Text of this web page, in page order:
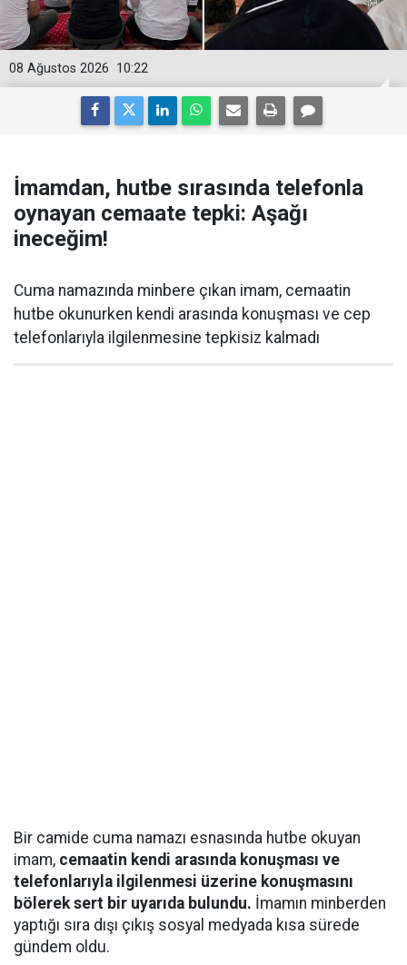
10:22
08 Ağustos 2026
İmamdan, hutbe sırasında telefonla
oynayan cemaate tepki: Aşağı
ineceğim!
Cuma namazında minbere çıkan imam, cemaatin
hutbe okunurken kendi arasında konuşması ve cep
telefonlarıyla ilgilenmesine tepkisiz kalmadı
Bir camide cuma namazı esnasında hutbe okuyan
imam, cemaatin kendi arasında konuşması ve
telefonlarıyla ilgilenmesi üzerine konuşmasını
bölerek sert bir uyarıda bulundu. İmamın minberden
yaptığı sıra dışı çıkış sosyal medyada kısa sürede
gündem oldu.